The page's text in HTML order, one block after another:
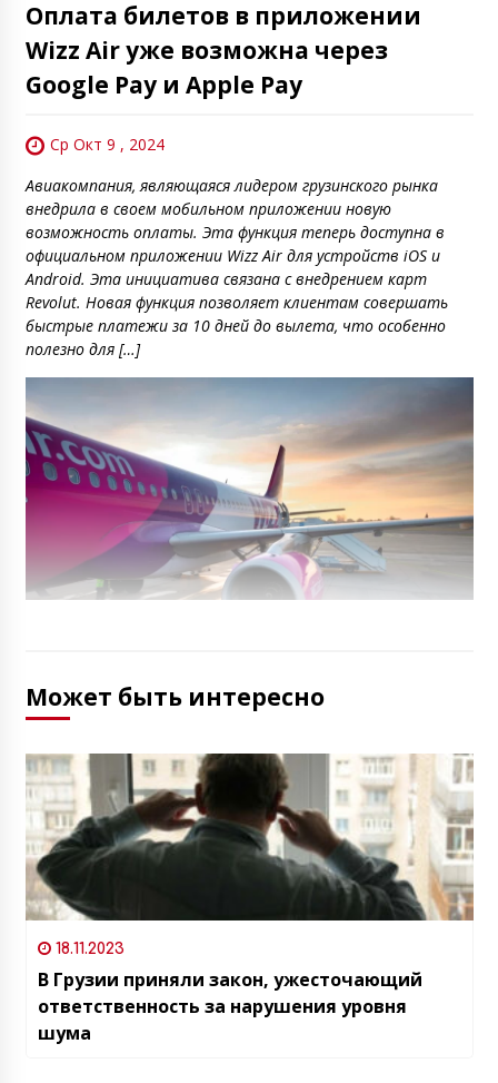
Оплата билетов в приложении
Wizz Air уже возможна через
Google Pay и Apple Pay
Ср Окт 9 , 2024
Авиакомпания, являющаяся лидером грузинского рынка
внедрила в своем мобильном приложении новую
возможность оплаты. Эта функция теперь доступна в
официальном приложении Wizz Air для устройств iOS и
Android. Эта инициатива связана с внедрением карт
Revolut. Новая функция позволяет клиентам совершать
быстрые платежи за 10 дней до вылета, что особенно
полезно для […]
Может быть интересно
18.11.2023
В Грузии приняли закон, ужесточающий
ответственность за нарушения уровня
шума